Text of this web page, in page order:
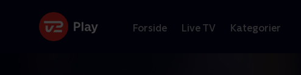
Forside Live TV Kategorier